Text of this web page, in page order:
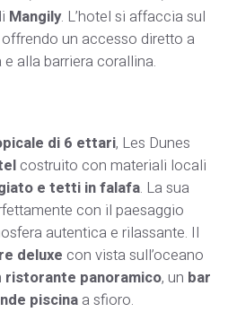
Mangily. L’hotel si affaccia sul
offrendo un accesso diretto a
alla barriera corallina.
di 6 ettari, Les Dunes
costruito con materiali locali
e tetti in falafa. La sua
con il paesaggio
autentica e rilassante. Il
deluxe con vista sull’oceano
ristorante panoramico, un bar
piscina a sfioro.